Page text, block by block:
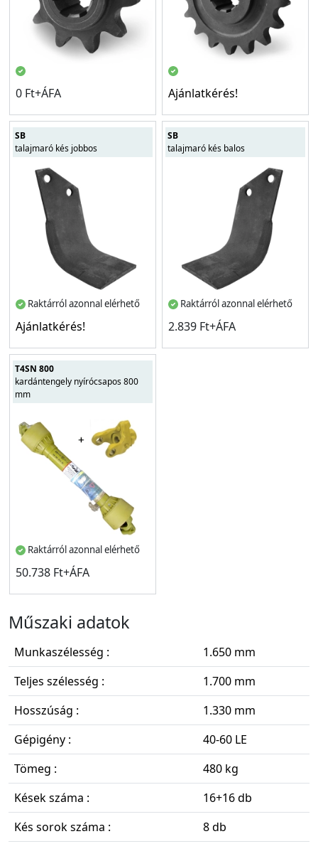
0 Ft+ÁFA Ajánlatkérés!
SB
talajmaró kés jobbos
Raktárról azonnal elérhető
Ajánlatkérés!
SB
talajmaró kés balos
Raktárról azonnal elérhető
2.839 Ft+ÁFA
T4SN 800
kardántengely nyírócsapos 800
mm
Raktárról azonnal elérhető
50.738 Ft+ÁFA
Műszaki adatok
Munkaszélesség :
1.650 mm
Teljes szélesség :
1.700 mm
Hosszúság :
1.330 mm
Gépigény :
40-60 LE
Tömeg :
480 kg
Kések száma :
16+16 db
Kés sorok száma :
8 db